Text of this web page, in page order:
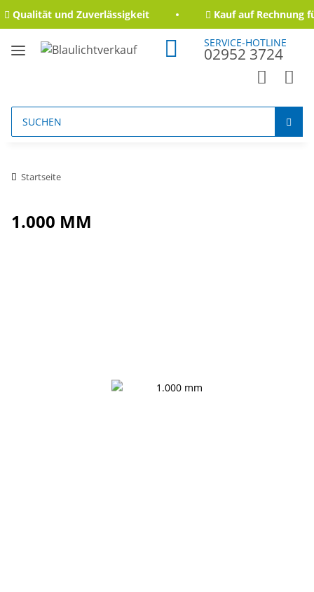
Qualität und Zuverlässigkeit Kauf auf Rechnung
SERVICE-HOTLINE
02952 3724
Startseite
1.000 MM